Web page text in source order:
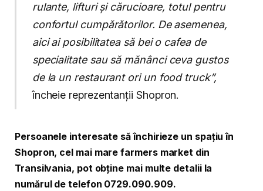
rulante, lifturi și cărucioare, totul pentru
confortul cumpărătorilor. De asemenea,
aici ai posibilitatea să bei o cafea de
specialitate sau să mănânci ceva gustos
de la un restaurant ori un food truck”,
încheie reprezentanții Shopron.
Persoanele interesate să închirieze un spațiu în
Shopron, cel mai mare farmers market din
Transilvania, pot obține mai multe detalii la
numărul de telefon 0729.090.909.